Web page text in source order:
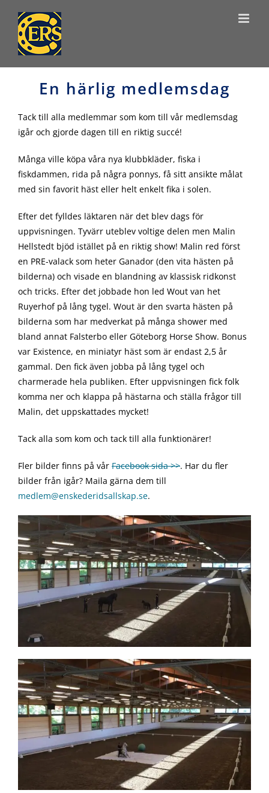
content
En härlig medlemsdag
Tack till alla medlemmar som kom till vår medlemsdag
igår och gjorde dagen till en riktig succé!
Många ville köpa våra nya klubbkläder, fiska i
fiskdammen, rida på några ponnys, få sitt ansikte målat
med sin favorit häst eller helt enkelt fika i solen.
Efter det fylldes läktaren när det blev dags för
uppvisningen. Tyvärr uteblev voltige delen men Malin
Hellstedt bjöd istället på en riktig show! Malin red först
en PRE-valack som heter Ganador (den vita hästen på
bilderna) och visade en blandning av klassisk ridkonst
och tricks. Efter det jobbade hon led Wout van het
Ruyerhof på lång tygel. Wout är den svarta hästen på
bilderna som har medverkat på många shower med
bland annat Falsterbo eller Göteborg Horse Show. Bonus
var Existence, en miniatyr häst som är endast 2,5 år
gammal. Den fick även jobba på lång tygel och
charmerade hela publiken. Efter uppvisningen fick folk
komma ner och klappa på hästarna och ställa frågor till
Malin, det uppskattades mycket!
Tack alla som kom och tack till alla funktionärer!
Fler bilder finns på vår Facebook sida >>. Har du fler
bilder från igår? Maila gärna dem till
medlem@enskederidsallskap.se.